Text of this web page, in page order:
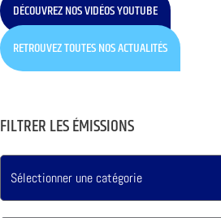
DÉCOUVREZ NOS VIDÉOS YOUTUBE
RETROUVEZ TOUTES NOS ACTUALITÉS
FILTRER LES ÉMISSIONS